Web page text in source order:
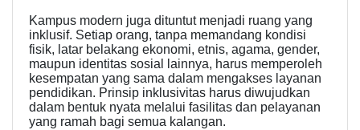
Kampus modern juga dituntut menjadi ruang yang
inklusif. Setiap orang, tanpa memandang kondisi
fisik, latar belakang ekonomi, etnis, agama, gender,
maupun identitas sosial lainnya, harus memperoleh
kesempatan yang sama dalam mengakses layanan
pendidikan. Prinsip inklusivitas harus diwujudkan
dalam bentuk nyata melalui fasilitas dan pelayanan
yang ramah bagi semua kalangan.